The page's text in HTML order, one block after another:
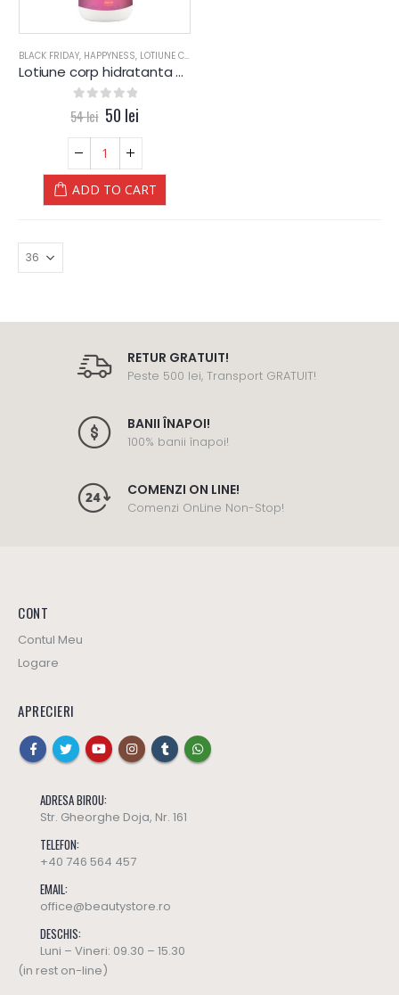
BLACK FRIDAY, HAPPYNESS, LOTIUNE CORP
Lotiune corp hidratanta HAPPYNESS – YAMUNA
out of 5
54lei 50 lei
ADD TO CART
RETUR GRATUIT!
Peste 500 lei, Transport GRATUIT!
BANII ÎNAPOI!
100% banii înapoi!
COMENZI ON LINE!
Comenzi OnLine Non-Stop!
CONT
Contul Meu
Logare
APRECIERI
ADRESA BIROU:
Str. Gheorghe Doja, Nr. 161
TELEFON:
+40 746 564 457
EMAIL:
office@beautystore.ro
DESCHIS:
Luni – Vineri: 09.30 – 15.30
(in rest on-line)